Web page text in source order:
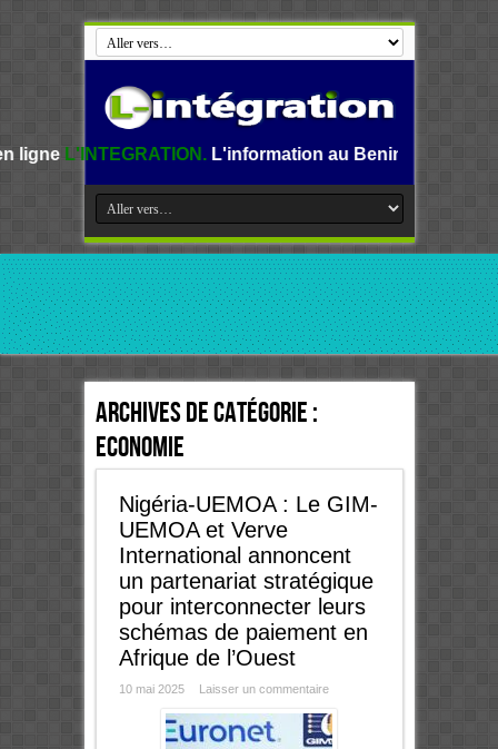
L'information au Benin, en Afrique et dans le
Archives de catégorie :
Economie
Nigéria-UEMOA : Le GIM-
UEMOA et Verve
International annoncent
un partenariat stratégique
pour interconnecter leurs
schémas de paiement en
Afrique de l’Ouest
10 mai 2025 Laisser un commentaire